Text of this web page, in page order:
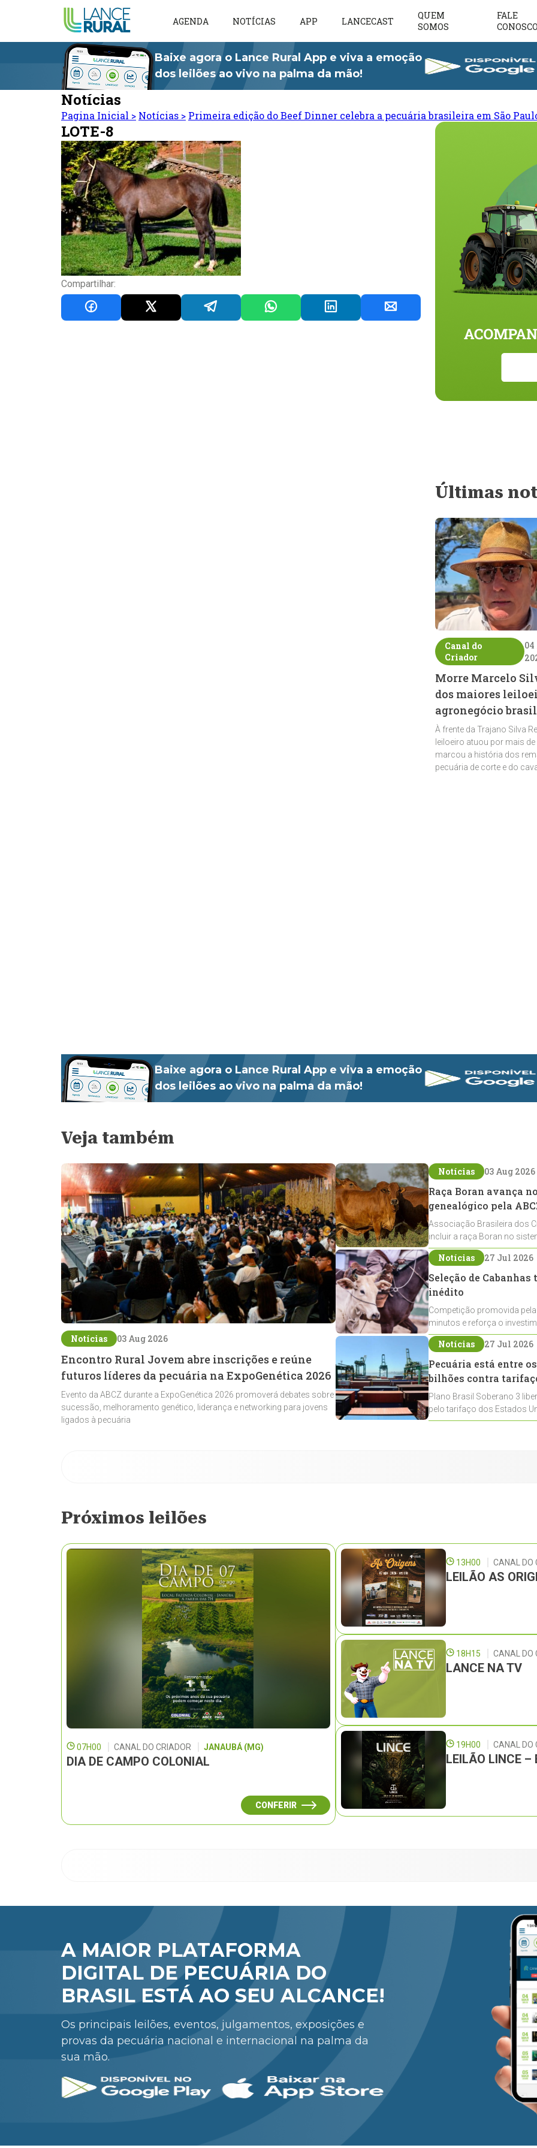
AGENDA NOTÍCIAS APP LANCECAST
QUEM
SOMOS
FALE
CONOSCO
Baixe agora o Lance Rural App e viva a emoção
dos leilões ao vivo na palma da mão!
Notícias
Pagina Inicial > Notícias > Primeira edição do Beef Dinner celebra a pecuária brasileira em São
LOTE-8
Compartilhar:
Últimas
Canal do
Criador
04
Morre Marcelo
dos maiores
agronegócio
À frente da Trajano Silva
leiloeiro atuou por mais
marcou a história dos
pecuária de corte e do
Baixe agora o Lance Rural App e viva a emoção
dos leilões ao vivo na palma da mão!
Veja também
Notícias 03 Aug 2026
Encontro Rural Jovem abre inscrições e reúne
futuros líderes da pecuária na ExpoGenética 2026
Evento da ABCZ durante a ExpoGenética 2026 promoverá debates sobre
sucessão, melhoramento genético, liderança e networking para jovens
ligados à pecuária
Notícias 03 Aug 2026
Raça Boran avança
genealógico pela
Associação Brasileira dos
incluir a raça Boran no
expansão na pecuária
Notícias 27 Jul 2026
Seleção de
inédito
Competição promovida
minutos e reforça o
Crioulos voltados ao laço
Notícias 27 Jul 2026
Pecuária está entre
bilhões contra
Plano Brasil Soberano 3
pelo tarifaço dos Estados
contemplados
Próximos leilões
07H00 CANAL DO CRIADOR JANAUBÁ (MG)
DIA DE CAMPO COLONIAL
CONFERIR
13H00 CANAL DO
LEILÃO AS
18H15 CANAL DO
LANCE NA TV
19H00 CANAL DO
LEILÃO LINCE –
A MAIOR PLATAFORMA
DIGITAL DE PECUÁRIA DO
BRASIL ESTÁ AO SEU ALCANCE!
Os principais leilões, eventos, julgamentos, exposições e
provas da pecuária nacional e internacional na palma da
sua mão.